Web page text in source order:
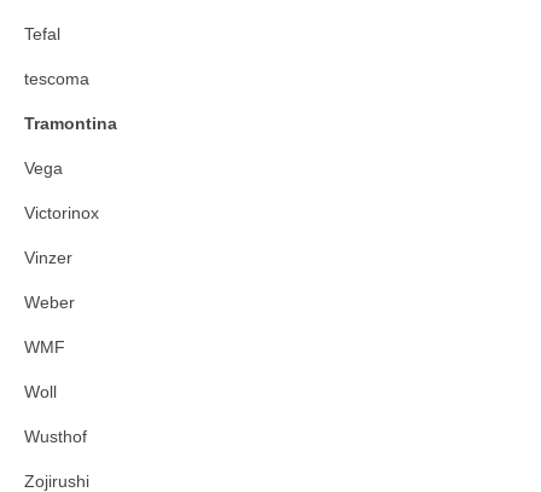
Tefal
tescoma
Tramontina
Vega
Victorinox
Vinzer
Weber
WMF
Woll
Wusthof
Zojirushi